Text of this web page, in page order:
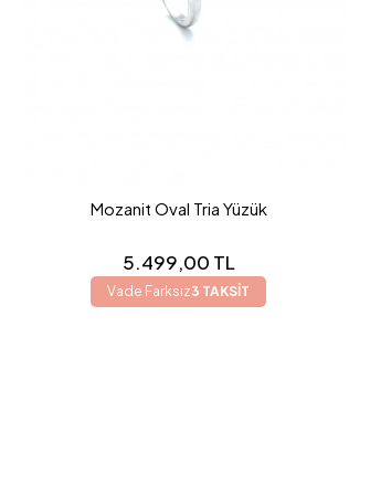
Mozanit Oval Tria Yüzük
5.499,00 TL
Vade Farksız3 TAKSİT